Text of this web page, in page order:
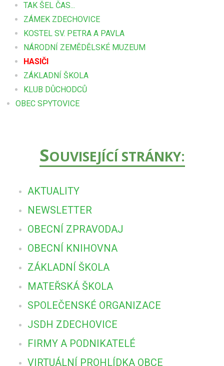
TAK ŠEL ČAS...
ZÁMEK ZDECHOVICE
KOSTEL SV. PETRA A PAVLA
NÁRODNÍ ZEMĚDĚLSKÉ MUZEUM
HASIČI
ZÁKLADNÍ ŠKOLA
KLUB DŮCHODCŮ
OBEC SPYTOVICE
SOUVISEJÍCÍ STRÁNKY:
AKTUALITY
NEWSLETTER
OBECNÍ ZPRAVODAJ
OBECNÍ KNIHOVNA
ZÁKLADNÍ ŠKOLA
MATEŘSKÁ ŠKOLA
SPOLEČENSKÉ ORGANIZACE
JSDH ZDECHOVICE
FIRMY A PODNIKATELÉ
VIRTUÁLNÍ PROHLÍDKA OBCE